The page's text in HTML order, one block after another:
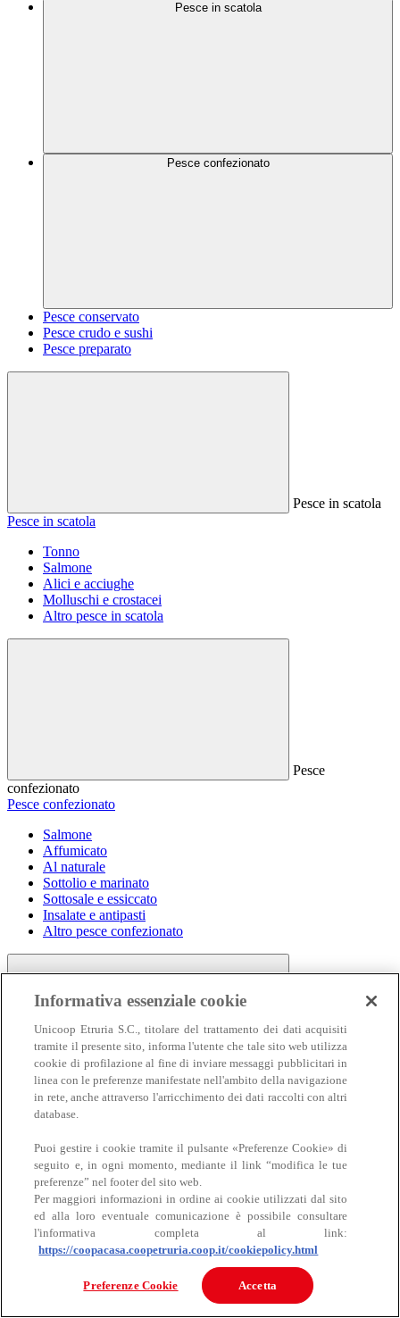
Pesce in scatola
Pesce confezionato
Pesce conservato
Pesce crudo e sushi
Pesce preparato
Pesce in scatola
Pesce in scatola
Tonno
Salmone
Alici e acciughe
Molluschi e crostacei
Altro pesce in scatola
Pesce
confezionato
Pesce confezionato
Salmone
Affumicato
Al naturale
Sottolio e marinato
Sottosale e essiccato
Insalate e antipasti
Altro pesce confezionato
Carne
Carne
Bovino
Informativa essenziale cookie
Unicoop Etruria S.C., titolare del trattamento dei dati acquisiti
tramite il presente sito, informa l'utente che tale sito web utilizza
cookie di profilazione al fine di inviare messaggi pubblicitari in
linea con le preferenze manifestate nell'ambito della navigazione
in rete, anche attraverso l'arricchimento dei dati raccolti con altri
database.
Puoi gestire i cookie tramite il pulsante «Preferenze Cookie» di
seguito e, in ogni momento, mediante il link “modifica le tue
preferenze” nel footer del sito web.
Per maggiori informazioni in ordine ai cookie utilizzati dal sito
ed alla loro eventuale comunicazione è possibile consultare
l'informativa completa al link:
https://coopacasa.coopetruria.coop.it/cookiepolicy.html
Preferenze Cookie Accetta